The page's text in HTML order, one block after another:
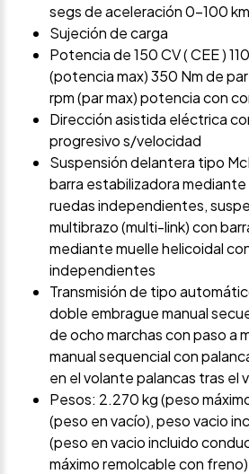
segs de aceleración 0-100
Sujeción de carga
Potencia de 150 CV ( CEE )
(potencia max) 350 Nm de
rpm (par max) potencia con
Dirección asistida eléctrica
progresivo s/velocidad
Suspensión delantera tipo
barra estabilizadora
ruedas independientes,
multibrazo (multi-link) con
mediante muelle helicoidal
independientes
Transmisión de tipo
doble embrague manual
de ocho marchas con paso a
manual sequencial con
en el volante palancas tras el
Pesos: 2.270 kg (peso
(peso en vacío), peso vacio
(peso en vacio incluido
máximo remolcable con